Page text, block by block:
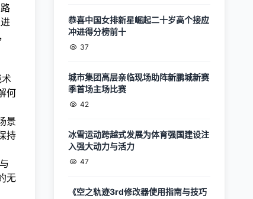
何
景
持
无
恭喜中国女排新星崛起二十岁高个接应
冲进得分榜前十
37
城市集团高层亲临现场助阵新鹏城新赛
季首场主场比赛
42
冰雪运动跨越式发展为体育强国建设注
入强大动力与活力
47
《空之轨迹3rd修改器使用指南与技巧